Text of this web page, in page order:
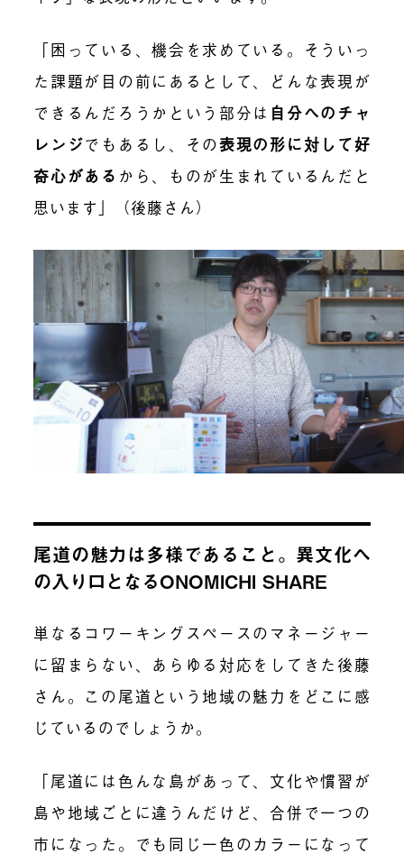
「困っている、機会を求めている。そういっ
た課題が目の前にあるとして、どんな表現が
できるんだろうかという部分は 自分へのチャ
レンジでもあるし、その表現の形に対して好
奇心がある から、ものが生まれているんだと
思います」（後藤さん）
尾道の魅力は多様であること。異文化へ
の入り口となるONOMICHI SHARE
単なるコワーキングスペースのマネージャー
に留まらない、あらゆる対応をしてきた後藤
さん。この尾道という地域の魅力をどこに感
じているのでしょうか。
「尾道には色んな島があって、文化や慣習が
島や地域ごとに違うんだけど、合併で一つの
市になった。でも同じ一色のカラーになって